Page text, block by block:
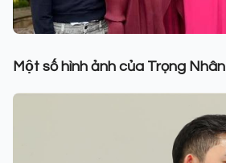
Một số hình ảnh của Trọng Nhân